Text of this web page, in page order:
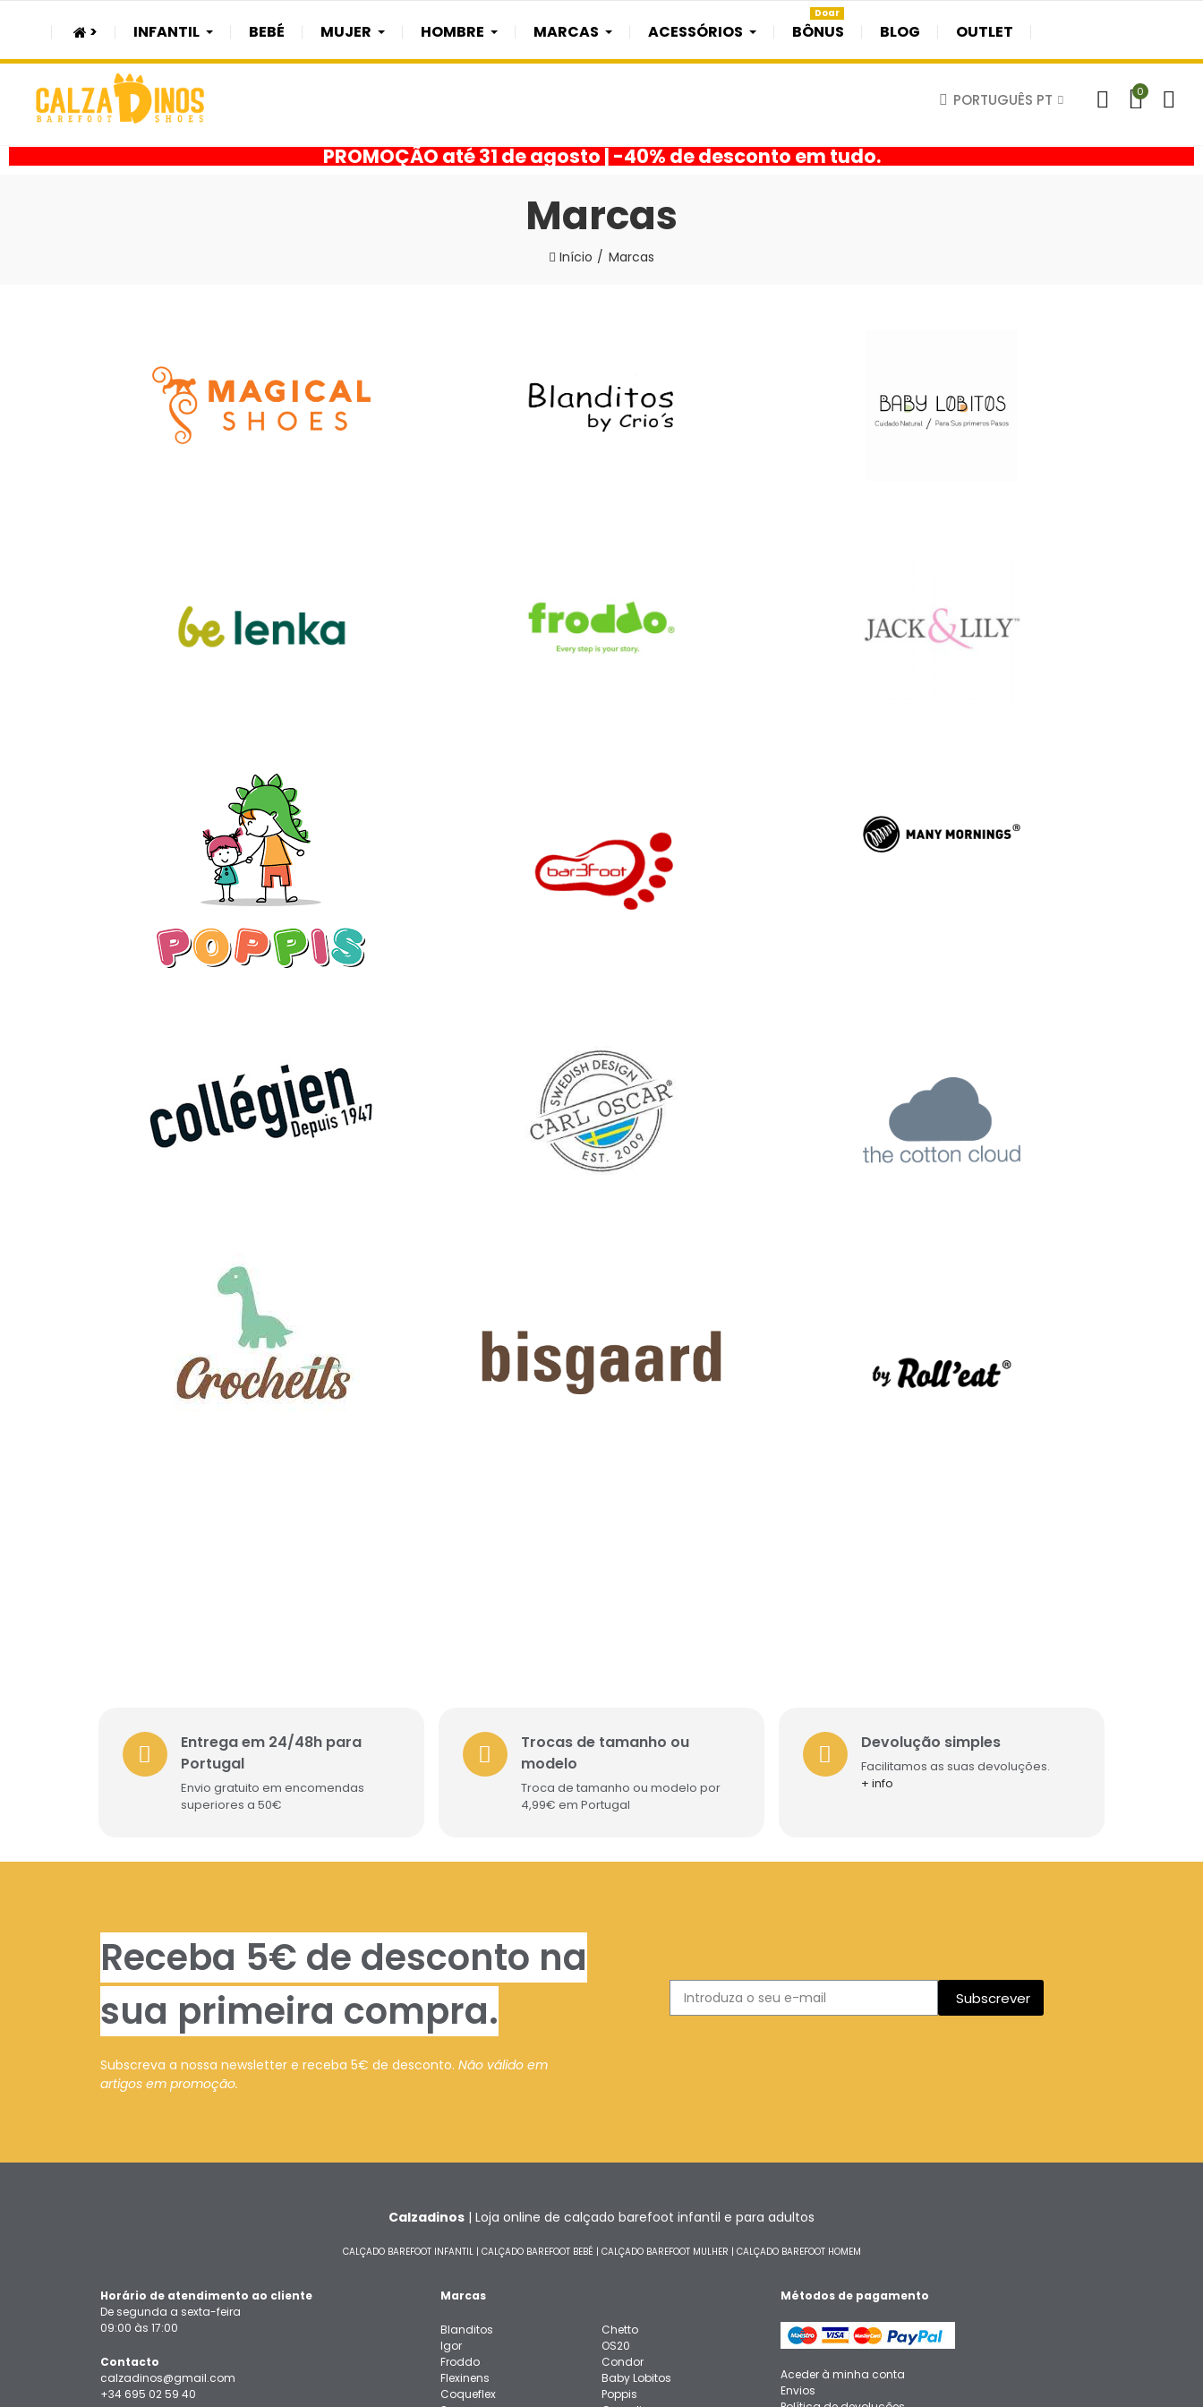
> INFANTIL BEBÉ MUJER HOMBRE MARCAS ACESSÓRIOS BÔNUS
Doar
BLOG OUTLET
PORTUGUÊS PT 0
PROMOÇÃO até 31 de agosto | -40% de desconto em tudo.
Marcas
Início Marcas
Entrega em 24/48h para
Portugal
Envio gratuito em encomendas
superiores a 50€
Trocas de tamanho ou
modelo
Troca de tamanho ou modelo por
4,99€ em Portugal
Devolução simples
Facilitamos as suas devoluções.
+ info
Receba 5€ de desconto na
sua primeira compra.
Subscreva a nossa newsletter e receba 5€ de desconto. Não válido em
artigos em promoção.
Subscrever
Calzadinos | Loja online de calçado barefoot infantil e para adultos
CALÇADO BAREFOOT INFANTIL| CALÇADO BAREFOOT BEBÉ | CALÇADO BAREFOOT MULHER | CALÇADO BAREFOOT HOMEM
Horário de atendimento ao cliente
De segunda a sexta-feira
09:00 às 17:00
Contacto
calzadinos@gmail.com
+34 695 02 59 40
Marcas
Blanditos
Igor
Froddo
Flexinens
Coqueflex
Chetto
OS20
Condor
Baby Lobitos
Poppis
Métodos de pagamento
Aceder à minha conta
Envios